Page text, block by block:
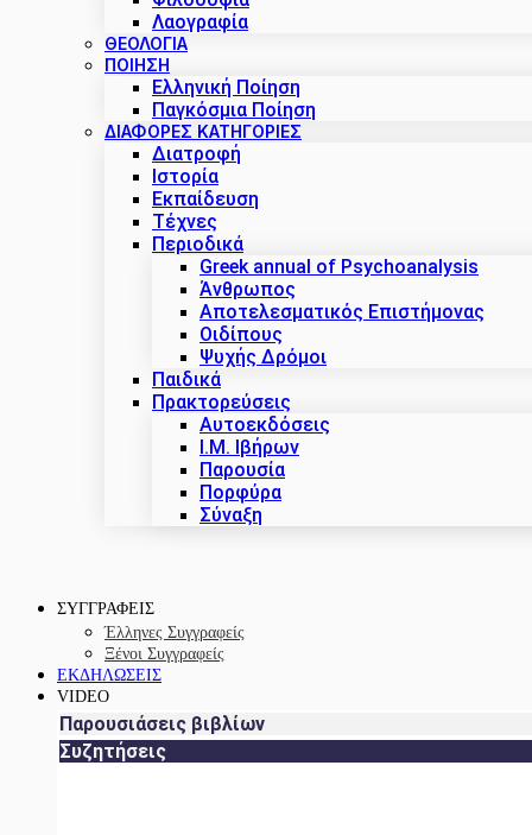
Λαογραφία
ΘΕΟΛΟΓΙΑ
ΠΟΙΗΣΗ
Ελληνική Ποίηση
Παγκόσμια Ποίηση
ΔΙΑΦΟΡΕΣ ΚΑΤΗΓΟΡΙΕΣ
Διατροφή
Ιστορία
Εκπαίδευση
Τέχνες
Περιοδικά
Greek annual of Psychoanalysis
Άνθρωπος
Αποτελεσματικός Επιστήμονας
Οιδίπους
Ψυχής Δρόμοι
Παιδικά
Πρακτoρεύσεις
Αυτοεκδόσεις
Ι.Μ. Ιβήρων
Παρουσία
Πορφύρα
Σύναξη
ΣΥΓΓΡΑΦΕΙΣ
Έλληνες Συγγραφείς
Ξένοι Συγγραφείς
ΕΚΔΗΛΩΣΕΙΣ
VIDEO
Παρουσιάσεις βιβλίων
Συζητήσεις